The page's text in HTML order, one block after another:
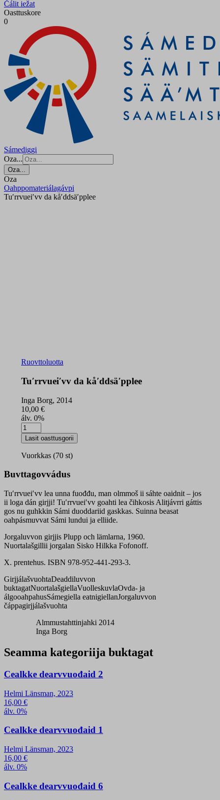
Čálit iežat
Oasttuskore
0
Sámediggi
Oza...
Oza...
Oza
Oahppomateriálagávpi
Tuʹrrvueiʹvv da kåʹddsäʹpplee
Ruovttoluotta
Tuʹrrvueiʹvv da kåʹddsäʹpplee
Inga Borg, 2014
10,00 €
álv. 0%
Tuʹrrvueiʹvv
da
kåʹddsäʹpplee
quantity
Lasit oasttusgorii
Vuorkkas (70 st)
Buvttagovvádus
Tuʹrrvueiʹvv lea unna fuođđu, man olmmoš ii sáhte oaidnit – jos
ii loga dán girjji! Tuʹrrvueiʹvv goahti lea čihkosis Alitjávrri gáttis
gos nu guhkkin Sámi duoddariid gaskkas. Suinna beasat
oahpásmuvvat Sámi lundui ja elliide.
Jorgaluvvon girjjis Plupp och lämlarna, 1960.
Nuortalašgillii jorgalan Sisko Hilkka Fofonoff.
X. prentehus. ISBN 978-952-441-293-3.
GirjjálašvuohtaDeaddiluvvon
buktagatNuortalašgiellaVuolleskuvlaOvda- ja
álgooahpahusSámegiella eatnigiellanJorgaluvvon
čáppagirjjálašvuohta
Almmustahttinjahki 2014
Inga Borg
Seamma kategoriija buktagat
Cealkke dearvvuođaid 2
Helmi Länsman, 2023
16,00 €
álv. 0%
Cealkke dearvvuođaid 1
Helmi Länsman, 2023
16,00 €
álv. 0%
Cealkke dearvvuođaid 6